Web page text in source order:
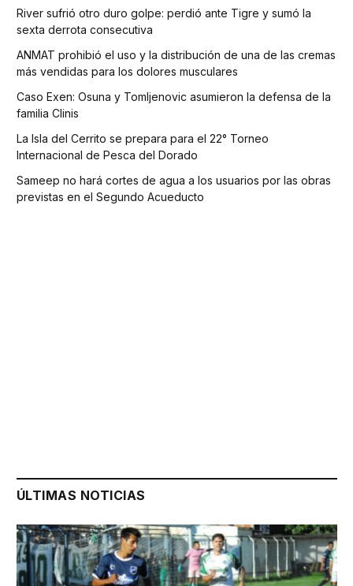
River sufrió otro duro golpe: perdió ante Tigre y sumó la
sexta derrota consecutiva
ANMAT prohibió el uso y la distribución de una de las cremas
más vendidas para los dolores musculares
Caso Exen: Osuna y Tomljenovic asumieron la defensa de la
familia Clinis
La Isla del Cerrito se prepara para el 22° Torneo
Internacional de Pesca del Dorado
Sameep no hará cortes de agua a los usuarios por las obras
previstas en el Segundo Acueducto
ÚLTIMAS NOTICIAS